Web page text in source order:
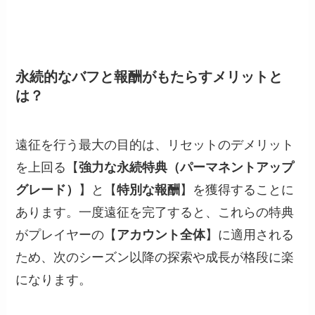
永続的なバフと報酬がもたらすメリットと
は？
遠征を行う最大の目的は、リセットのデメリット
を上回る【強力な永続特典（パーマネントアップ
グレード）
】と【特別な報酬 】を獲得することに
あります。一度遠征を完了すると、これらの特典
がプレイヤーの【 アカウント全体】に適用される
ため、次のシーズン以降の探索や成長が格段に楽
になります。